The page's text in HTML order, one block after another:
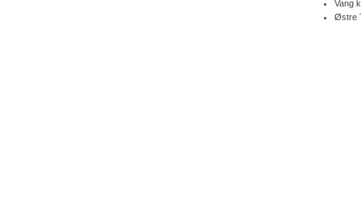
Vang
Østre